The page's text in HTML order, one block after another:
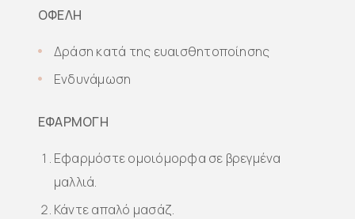
ΟΦΕΛΗ
Δράση κατά της ευαισθητοποίησης
Ενδυνάμωση
ΕΦΑΡΜΟΓΗ
Εφαρμόστε ομοιόμορφα σε βρεγμένα
μαλλιά.
Κάντε απαλό μασάζ.